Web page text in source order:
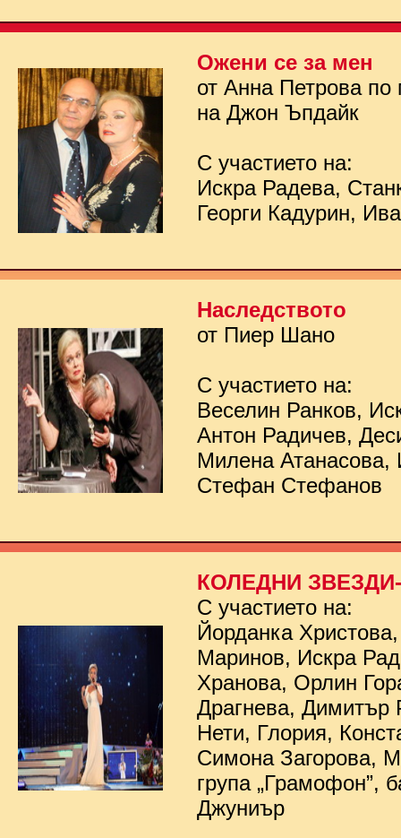
Ожени се за мен
от Анна Петрова по
на Джон Ъпдайк
С участието на:
Искра Радева,
Георги Кадурин,
Наследството
от Пиер Шано
С участието на:
Веселин Ранков,
Антон Радичев,
Милена Атанасова,
Стефан Стефанов
КОЛЕДНИ ЗВЕЗДИ-
С участието на:
Йорданка
Маринов, Искра
Хранова, Орлин
Драгнева, Димитър
Нети, Глория,
Симона Загорова,
група „Грамофон”,
Джуниър